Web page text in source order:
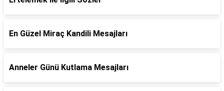
En Güzel Miraç Kandili Mesajları
Anneler Günü Kutlama Mesajları